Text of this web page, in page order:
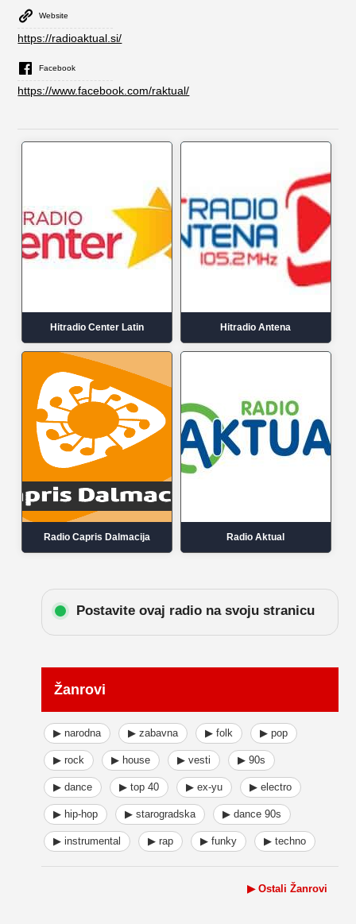
Website
https://radioaktual.si/
Facebook
https://www.facebook.com/raktual/
Hitradio Center Latin Hitradio Antena
Radio Capris Dalmacija Radio Aktual
Postavite ovaj radio na svoju stranicu
Žanrovi
▶ narodna ▶ zabavna ▶ folk ▶ pop
▶ rock ▶ house ▶ vesti ▶ 90s
▶ dance ▶ top 40 ▶ ex-yu ▶ electro
▶ hip-hop ▶ starogradska ▶ dance 90s
▶ instrumental ▶ rap ▶ funky ▶ techno
▶ Ostali Žanrovi